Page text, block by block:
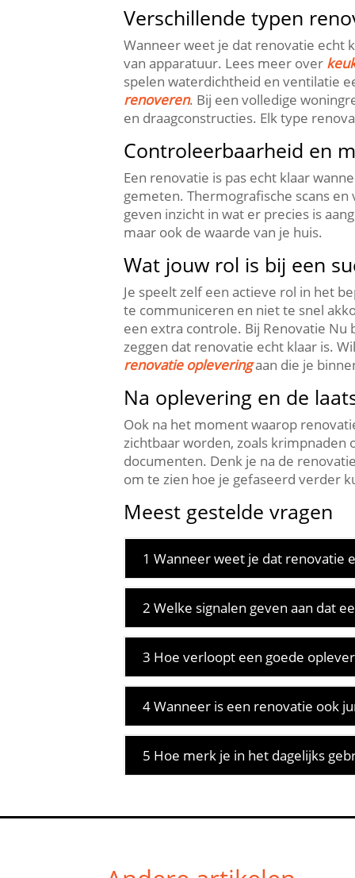
Verschillende typen
Wanneer weet je dat renovatie echt
van apparatuur.​ Lees meer over
spelen waterdichtheid en ventilatie
renoveren.​ Bij een volledige
en draagconstructies.​ Elk type
Controleerbaarheid en
Een renovatie is pas echt klaar
gemeten.​ Thermografische scans
geven inzicht in wat er precies is
maar ook de waarde van je huis.​
Wat jouw rol is bij een
Je speelt zelf een actieve rol in het
te communiceren en niet te snel
een extra controle.​ Bij Renovatie
zeggen dat renovatie echt klaar is.​
renovatie opleveringaan die je
Na oplevering en de
Ook na het moment waarop
zichtbaar worden, zoals krimpnaden
documenten.​ Denk je na de
om te zien hoe je gefaseerd verder
Meest gestelde vragen
1 Wanneer weet je dat renovatie
2 Welke signalen geven aan dat
3 Hoe verloopt een goede
4 Wanneer is een renovatie ook
5 Hoe merk je in het dagelijks